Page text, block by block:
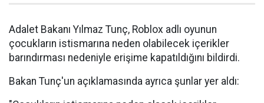
Adalet Bakanı Yılmaz Tunç, Roblox adlı oyunun
çocukların istismarına neden olabilecek içerikler
barındırması nedeniyle erişime kapatıldığını bildirdi.
Bakan Tunç'un açıklamasında ayrıca şunlar yer aldı: